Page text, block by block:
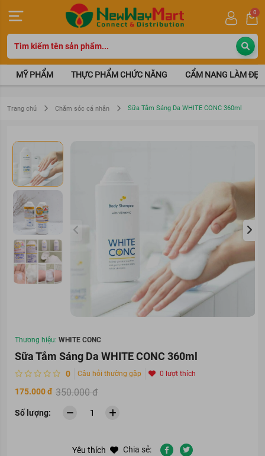
0
MỸ PHẨM THỰC PHẨM CHỨC NĂNG CẨM NANG LÀM ĐẸP
Trang chủ Chăm sóc cá nhân Sữa Tắm Sáng Da WHITE CONC 360ml
Thương hiệu: WHITE CONC
Sữa Tắm Sáng Da WHITE CONC 360ml
0 Câu hỏi thường gặp 0 lượt thích
175.000 đ 350.000 đ
Số lượng:
Yêu thích Chia sẻ: